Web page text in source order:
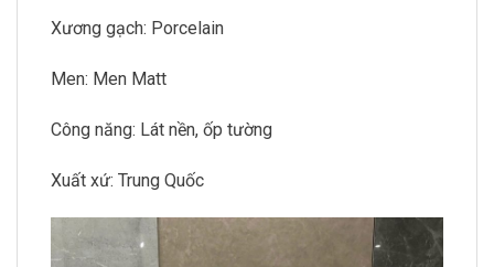
Xương gạch: Porcelain
Men: Men Matt
Công năng: Lát nền, ốp tường
Xuất xứ: Trung Quốc